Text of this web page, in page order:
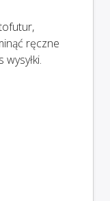
ręczne